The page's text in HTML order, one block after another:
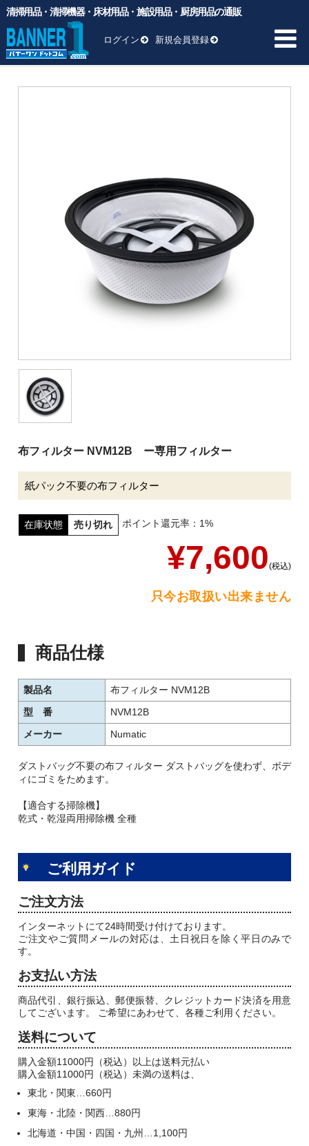
清掃用品・清掃機器・床材用品・施設用品・厨房用品の通販
ログイン 新規会員登録
HOME
一般厨房用洗剤
ヘッド交換用
床材用品
BM向け洗剤・ワックス
厨房消耗品
バケツ
介護用品
ピーピースルーシリーズ
会社案内
バナーワンドットコム>商品 >清掃用機械>バキュームクリーナ
ー >NUMATIC製品 布フィルター NVM12B ー専用フィルター
布フィルター NVM12B ー専用フィルター
布フィルター NVM12B ー専用フィルター
紙パック不要の布フィルター
在庫状態 売り切れ ポイント還元率：1%
¥7,600(税込)
只今お取扱い出来ません
商品仕様
製品名
布フィルター NVM12B
型 番
NVM12B
メーカー
Numatic
ダストバッグ不要の布フィルター ダストバッグを使わず、ボデ
ィにゴミをためます。
【適合する掃除機】
乾式・乾湿両用掃除機 全種
ご利用ガイド
ご注文方法
インターネットにて24時間受け付けております。
ご注文やご質問メールの対応は、土日祝日を除く平日のみで
す。
お支払い方法
商品代引、銀行振込、郵便振替、クレジットカード決済を用意
してございます。 ご希望にあわせて、各種ご利用ください。
送料について
購入金額11000円（税込）以上は送料元払い
購入金額11000円（税込）未満の送料は、
東北・関東…660円
東海・北陸・関西…880円
北海道・中国・四国・九州…1,100円